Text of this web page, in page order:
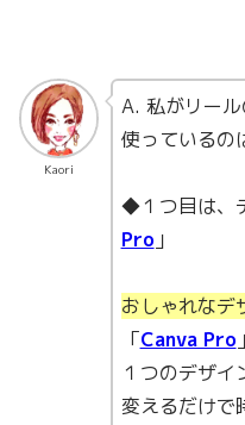
Kaori
A. 私がリー
使っているの
◆１つ目は、
Pro 」
おしゃれなデ
「Canva Pro
１つのデザイ
変えるだけで